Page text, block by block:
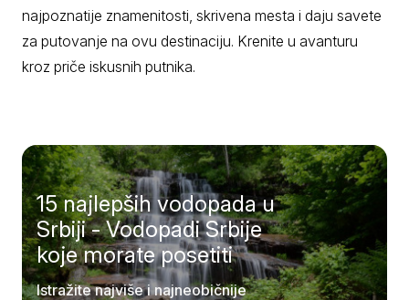
najpoznatije znamenitosti, skrivena mesta i daju savete
za putovanje na ovu destinaciju. Krenite u avanturu
kroz priče iskusnih putnika.
15 najlepših vodopada u
Srbiji - Vodopadi Srbije
koje morate posetiti
Istražite najviše i najneobičnije